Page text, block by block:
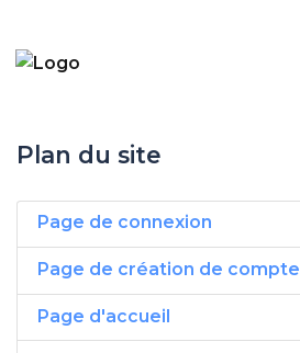
Plan du site
Page de connexion
Page de création de compte
Page d'accueil